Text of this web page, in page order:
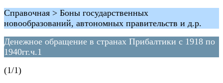
Справочная > Боны государственных
новообразований, автономных правительств и д.р.
Денежное обращение в странах Прибалтики с 1918 по
1940гг.ч.1
(1/1)